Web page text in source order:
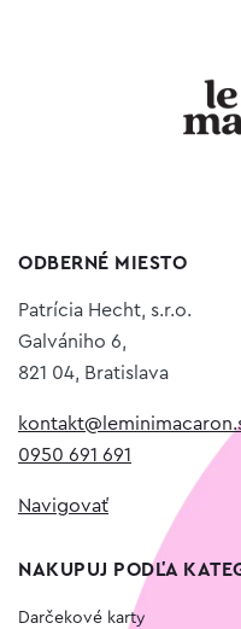
ODBERNÉ MIESTO
Patrícia Hecht, s.r.o.
Galvániho 6,
821 04, Bratislava
0950 691 691
Navigovať
NAKUPUJ PODĽA
Darčekové karty